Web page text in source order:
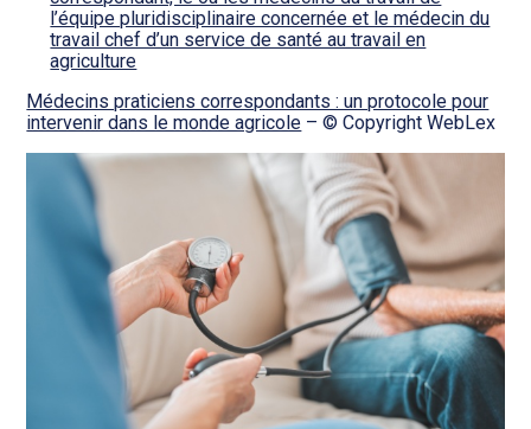
l’équipe pluridisciplinaire concernée et le médecin du
travail chef d’un service de santé au travail en
agriculture
Médecins praticiens correspondants : un protocole pour
intervenir dans le monde agricole – © Copyright WebLex